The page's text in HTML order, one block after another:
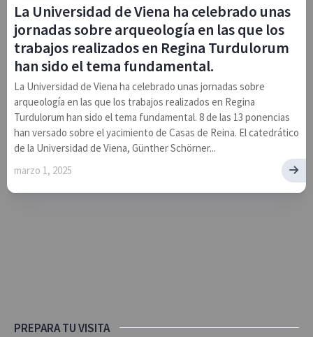
La Universidad de Viena ha celebrado unas
jornadas sobre arqueología en las que los
trabajos realizados en Regina Turdulorum
han sido el tema fundamental.
La Universidad de Viena ha celebrado unas jornadas sobre
arqueología en las que los trabajos realizados en Regina
Turdulorum han sido el tema fundamental. 8 de las 13 ponencias
han versado sobre el yacimiento de Casas de Reina. El catedrático
de la Universidad de Viena, Günther Schörner...
marzo 1, 2025
PREPARA TU VISITA